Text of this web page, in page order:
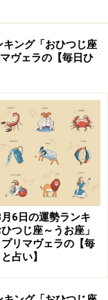
ング「おひつじ座
ヴェラの【毎日ひ
6日の運勢ランキ
つじ座～うお座」
リマヴェラの【毎
占い】